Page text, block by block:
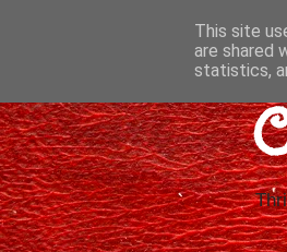
This site
are shared
statistics,